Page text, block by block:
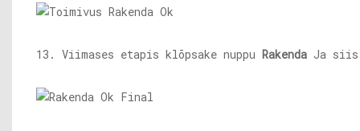
13. Viimases etapis klõpsake nuppu Rakenda Ja